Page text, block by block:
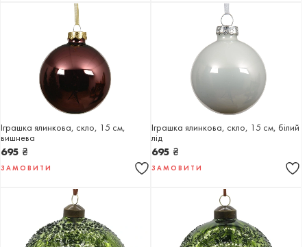
Іграшка ялинкова, скло, 15 см,
вишнева
695 ₴
ЗАМОВИТИ
Іграшка ялинкова, скло, 15 см, білий
лід
695 ₴
ЗАМОВИТИ